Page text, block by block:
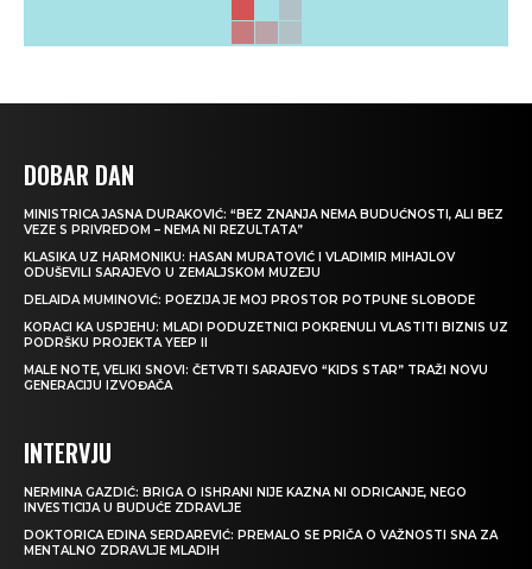
DOBAR DAN
MINISTRICA JASNA DURAKOVIĆ: “BEZ ZNANJA NEMA BUDUĆNOSTI, ALI BEZ
VEZE S PRIVREDOM – NEMA NI REZULTATA”
KLASIKA UZ HARMONIKU: HASAN MURATOVIĆ I VLADIMIR MIHAJLOV
ODUŠEVILI SARAJEVO U ZEMALJSKOM MUZEJU
DELAIDA MUMINOVIĆ: POEZIJA JE MOJ PROSTOR POTPUNE SLOBODE
KORACI KA USPJEHU: MLADI PODUZETNICI POKRENULI VLASTITI BIZNIS UZ
PODRŠKU PROJEKTA YEEP II
MALE NOTE, VELIKI SNOVI: ČETVRTI SARAJEVO “KIDS STAR” TRAŽI NOVU
GENERACIJU IZVOĐAČA
INTERVJU
NERMINA GAZDIĆ: BRIGA O ISHRANI NIJE KAZNA NI ODRICANJE, NEGO
INVESTICIJA U BUDUĆE ZDRAVLJE
DOKTORICA EDINA SERDAREVIĆ: PREMALO SE PRIČA O VAŽNOSTI SNA ZA
MENTALNO ZDRAVLJE MLADIH